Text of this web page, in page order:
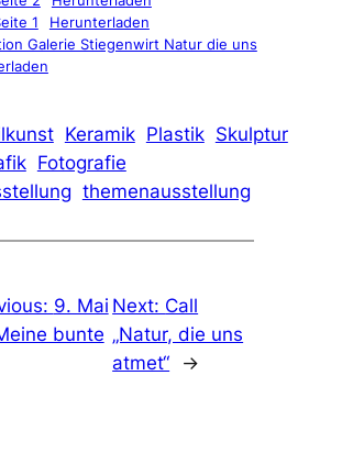
1
Herunterladen
Galerie Stiegenwirt Natur die uns
Keramik Plastik Skulptur
Fotografie
themenausstellung
9. Mai
bunte
Next: Call
„Natur, die uns
atmet“
→